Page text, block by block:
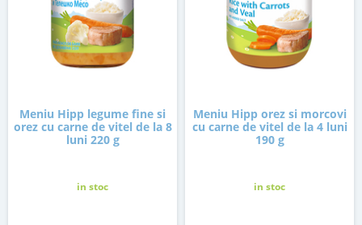
Meniu Hipp legume fine si
orez cu carne de vitel de la 8
luni 220 g
in stoc
Meniu Hipp orez si morcovi
cu carne de vitel de la 4 luni
190 g
in stoc